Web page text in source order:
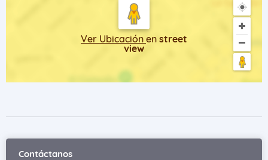
Ver Ubicación en street
view
Contáctanos